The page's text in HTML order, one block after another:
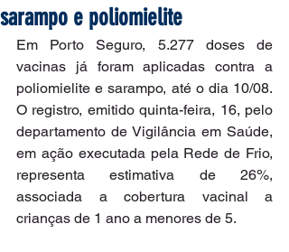
sarampo e poliomielite
Em Porto Seguro, 5.277 doses de
vacinas já foram aplicadas contra a
poliomielite e sarampo, até o dia 10/08.
O registro, emitido quinta-feira, 16, pelo
departamento de Vigilância em Saúde,
em ação executada pela Rede de Frio,
representa estimativa de 26%,
associada a cobertura vacinal a
crianças de 1 ano a menores de 5.